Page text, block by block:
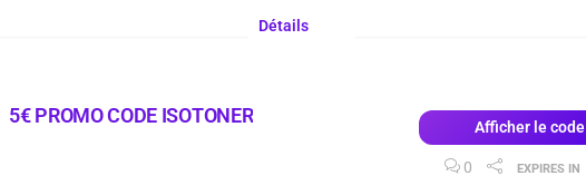
Détails
5€ PROMO CODE ISOTONER Afficher le code
0 EXPIRES IN